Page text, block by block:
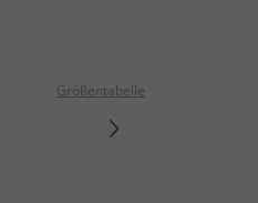
Größentabelle